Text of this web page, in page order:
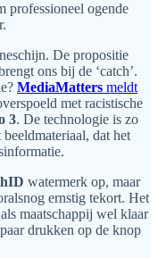
professioneel ogende
De propositie
ons bij de ‘catch’.
MediaMatters meldt
met racistische
3. De technologie is zo
beeldmateriaal, dat het
watermerk op, maar
ernstig tekort. Het
maatschappij wel klaar
drukken op de knop